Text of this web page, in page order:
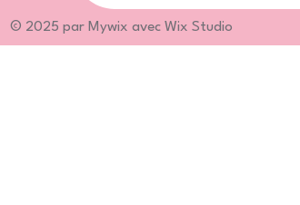
© 2025 par Mywix avec Wix Studio